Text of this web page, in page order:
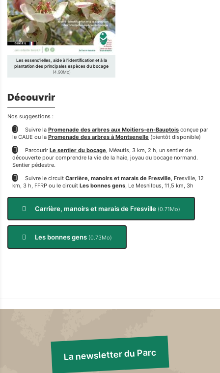
Les essenc’ielles, aide à l’identification et à la
plantation des principales espèces du bocage
(4.90Mo)
Découvrir
Nos suggestions :
Suivre la Promenade des arbres aux Moitiers-en-Bauptois conçue par
le CAUE ou la Promenade des arbres à Montsenelle (bientôt disponible)
Parcourir Le sentier du bocage, Méautis, 3 km, 2 h, un sentier de
découverte pour comprendre la vie de la haie, joyau du bocage normand.
Sentier pédestre.
Suivre le circuit Carrière, manoirs et marais de Fresville, Fresville, 12
km, 3 h, FFRP ou le circuit Les bonnes gens, Le Mesnilbus, 11,5 km, 3h
Carrière, manoirs et marais de Fresville (0.71Mo)
Les bonnes gens (0.73Mo)
La newsletter du Parc